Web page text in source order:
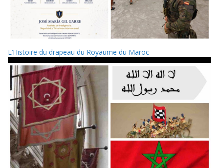
L’Histoire du drapeau du Royaume du Maroc